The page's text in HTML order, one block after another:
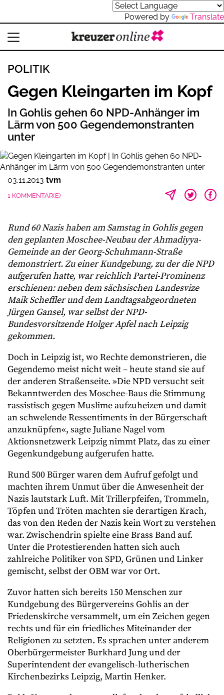
Powered by Translate
POLITIK
Gegen Kleingarten im Kopf
In Gohlis gehen 60 NPD-Anhänger im
Lärm von 500 Gegendemonstranten
unter
03.11.2013 tvm
1 KOMMENTAR(E)
Rund 60 Nazis haben am Samstag in Gohlis gegen
den geplanten Moschee-Neubau der Ahmadiyya-
Gemeinde an der Georg-Schuhmann-Straße
demonstriert. Zu einer Kundgebung, zu der die NPD
aufgerufen hatte, war reichlich Partei-Prominenz
erschienen: neben dem sächsischen Landesvize
Maik Scheffler und dem Landtagsabgeordneten
Jürgen Gansel, war selbst der NPD-
Bundesvorsitzende Holger Apfel nach Leipzig
gekommen.
Doch in Leipzig ist, wo Rechte demonstrieren, die
Gegendemo meist nicht weit – heute stand sie auf
der anderen Straßenseite. »Die NPD versucht seit
Bekanntwerden des Moschee-Baus die Stimmung
rassistisch gegen Muslime aufzuheizen und damit
an schwelende Ressentiments in der Bürgerschaft
anzuknüpfen«, sagte Juliane Nagel vom
Aktionsnetzwerk Leipzig nimmt Platz, das zu einer
Gegenkundgebung aufgerufen hatte.
Rund 500 Bürger waren dem Aufruf gefolgt und
machten ihrem Unmut über die Anwesenheit der
Nazis lautstark Luft. Mit Trillerpfeifen, Trommeln,
Töpfen und Tröten machten sie derartigen Krach,
das von den Reden der Nazis kein Wort zu verstehen
war. Zwischendrin spielte eine Brass Band auf.
Unter die Protestierenden hatten sich auch
zahlreiche Politiker von SPD, Grünen und Linker
gemischt, selbst der OBM war vor Ort.
Zuvor hatten sich bereits 150 Menschen zur
Kundgebung des Bürgervereins Gohlis an der
Friedenskirche versammelt, um ein Zeichen gegen
rechts und für ein friedliches Miteinander der
Religionen zu setzten. Es sprachen unter anderem
Oberbürgermeister Burkhard Jung und der
Superintendent der evangelisch-lutherischen
Kirchenbezirks Leipzig, Martin Henker.